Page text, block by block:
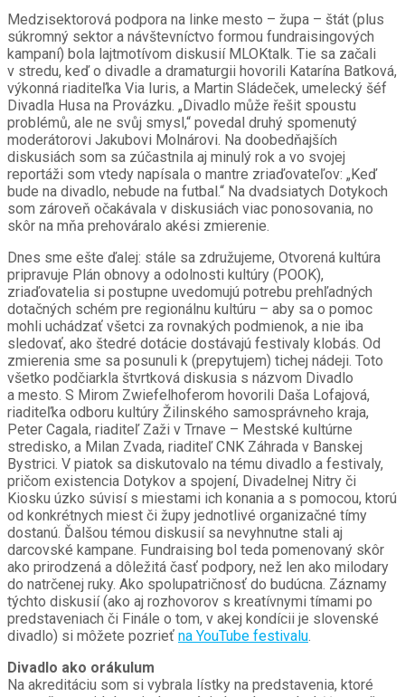
Medzisektorová podpora na linke mesto – župa – štát (plus
súkromný sektor a návštevníctvo formou fundraisingových
kampaní) bola lajtmotívom diskusií MLOKtalk. Tie sa začali
v stredu, keď o divadle a dramaturgii hovorili Katarína Batková,
výkonná riaditeľka Via Iuris, a Martin Sládeček, umelecký šéf
Divadla Husa na Provázku. „Divadlo může řešit spoustu
problémů, ale ne svůj smysl,“ povedal druhý spomenutý
moderátorovi Jakubovi Molnárovi. Na doobedňajších
diskusiách som sa zúčastnila aj minulý rok a vo svojej
reportáži som vtedy napísala o mantre zriaďovateľov: „Keď
bude na divadlo, nebude na futbal.“ Na dvadsiatych Dotykoch
som zároveň očakávala v diskusiách viac ponosovania, no
skôr na mňa prehováralo akési zmierenie.
Dnes sme ešte ďalej: stále sa združujeme, Otvorená kultúra
pripravuje Plán obnovy a odolnosti kultúry (POOK),
zriaďovatelia si postupne uvedomujú potrebu prehľadných
dotačných schém pre regionálnu kultúru – aby sa o pomoc
mohli uchádzať všetci za rovnakých podmienok, a nie iba
sledovať, ako štedré dotácie dostávajú festivaly klobás. Od
zmierenia sme sa posunuli k (prepytujem) tichej nádeji. Toto
všetko podčiarkla štvrtková diskusia s názvom Divadlo
a mesto. S Mirom Zwiefelhoferom hovorili Daša Lofajová,
riaditeľka odboru kultúry Žilinského samosprávneho kraja,
Peter Cagala, riaditeľ Zaži v Trnave – Mestské kultúrne
stredisko, a Milan Zvada, riaditeľ CNK Záhrada v Banskej
Bystrici. V piatok sa diskutovalo na tému divadlo a festivaly,
pričom existencia Dotykov a spojení, Divadelnej Nitry či
Kiosku úzko súvisí s miestami ich konania a s pomocou, ktorú
od konkrétnych miest či župy jednotlivé organizačné tímy
dostanú. Ďalšou témou diskusií sa nevyhnutne stali aj
darcovské kampane. Fundraising bol teda pomenovaný skôr
ako prirodzená a dôležitá časť podpory, než len ako milodary
do natrčenej ruky. Ako spolupatričnosť do budúcna. Záznamy
týchto diskusií (ako aj rozhovorov s kreatívnymi tímami po
predstaveniach či Finále o tom, v akej kondícii je slovenské
divadlo) si môžete pozrieť na YouTube festivalu.
Divadlo ako orákulum
Na akreditáciu som si vybrala lístky na predstavenia, ktoré